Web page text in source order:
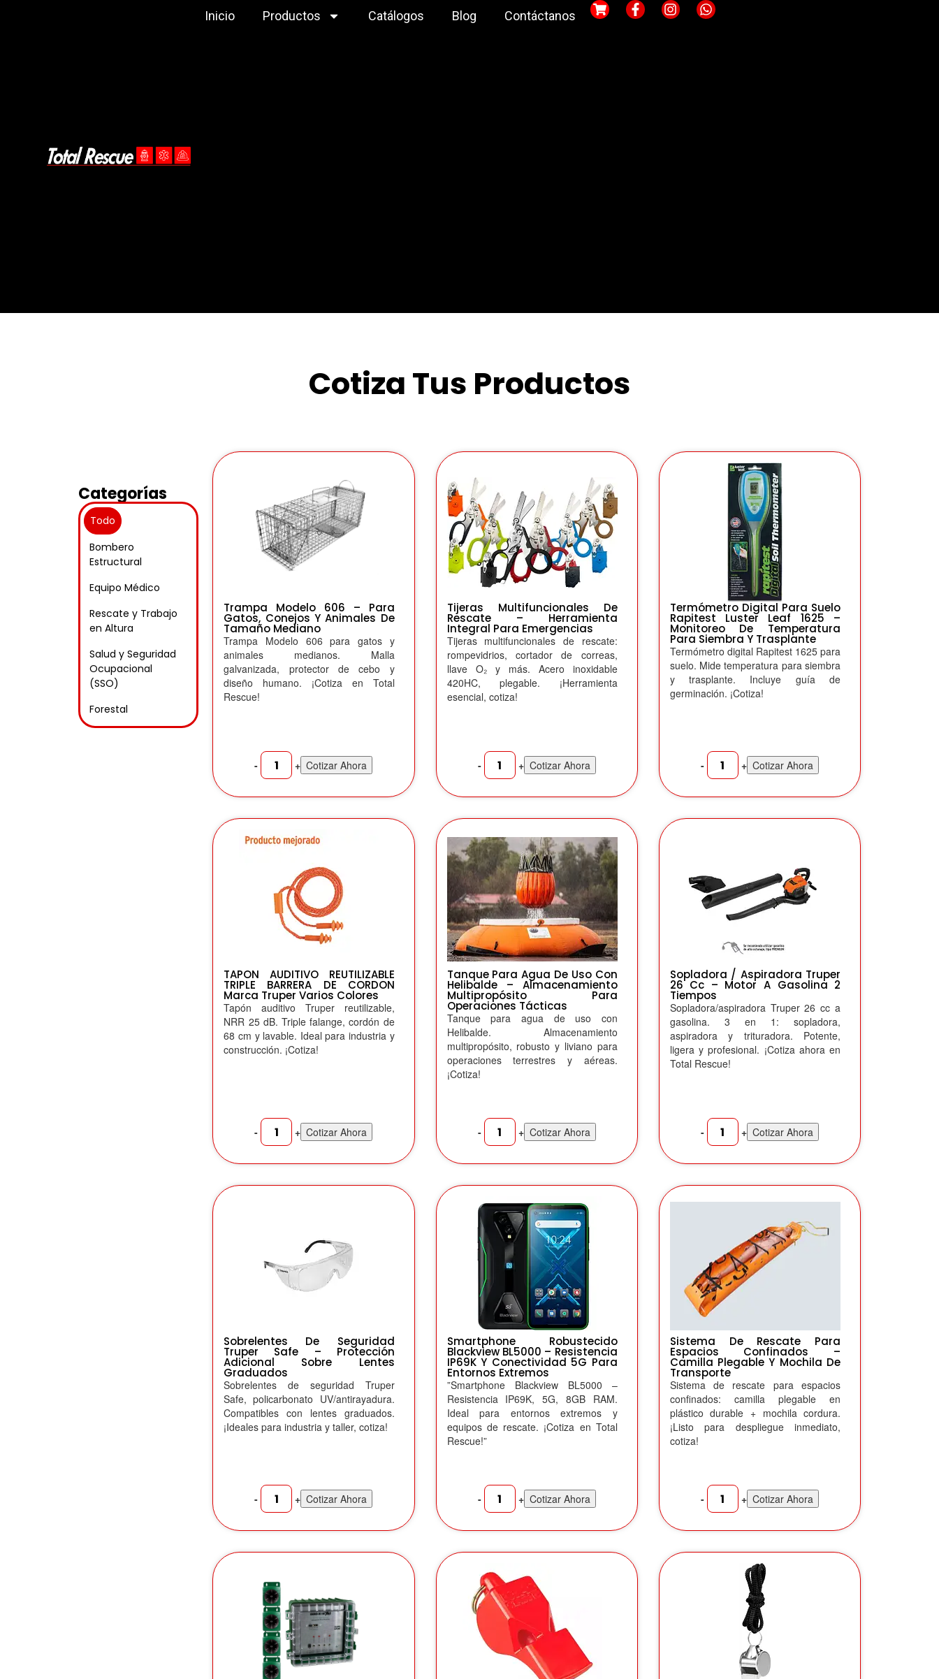
Inicio Productos Catálogos Blog Contáctanos
Cotiza Tus Productos
Categorías
Bombero
Estructural
Equipo Médico
Rescate y Trabajo
en Altura
Salud y Seguridad
Ocupacional
(SSO)
Forestal
Todo
Trampa Modelo 606 – Para
Gatos, Conejos Y Animales De
Tamaño Mediano
Trampa Modelo 606 para gatos y
animales medianos. Malla
galvanizada, protector de cebo y
diseño humano. ¡Cotiza en Total
Rescue!
- + Cotizar Ahora
Tijeras Multifuncionales De
Rescate – Herramienta
Integral Para Emergencias
Tijeras multifuncionales de rescate:
rompevidrios, cortador de correas,
llave O₂ y más. Acero inoxidable
420HC, plegable. ¡Herramienta
esencial, cotiza!
- + Cotizar Ahora
Termómetro Digital Para Suelo
Rapitest Luster Leaf 1625 –
Monitoreo De Temperatura
Para Siembra Y Trasplante
Termómetro digital Rapitest 1625 para
suelo. Mide temperatura para siembra
y trasplante. Incluye guía de
germinación. ¡Cotiza!
- + Cotizar Ahora
TAPON AUDITIVO REUTILIZABLE
TRIPLE BARRERA DE CORDON
Marca Truper Varios Colores
Tapón auditivo Truper reutilizable,
NRR 25 dB. Triple falange, cordón de
68 cm y lavable. Ideal para industria y
construcción. ¡Cotiza!
- + Cotizar Ahora
Tanque Para Agua De Uso Con
Helibalde – Almacenamiento
Multipropósito Para
Operaciones Tácticas
Tanque para agua de uso con
Helibalde. Almacenamiento
multipropósito, robusto y liviano para
operaciones terrestres y aéreas.
¡Cotiza!
- + Cotizar Ahora
Sopladora / Aspiradora Truper
26 Cc – Motor A Gasolina 2
Tiempos
Sopladora/aspiradora Truper 26 cc a
gasolina. 3 en 1: sopladora,
aspiradora y trituradora. Potente,
ligera y profesional. ¡Cotiza ahora en
Total Rescue!
- + Cotizar Ahora
Sobrelentes De Seguridad
Truper Safe – Protección
Adicional Sobre Lentes
Graduados
Sobrelentes de seguridad Truper
Safe, policarbonato UV/antirayadura.
Compatibles con lentes graduados.
¡Ideales para industria y taller, cotiza!
- + Cotizar Ahora
Smartphone Robustecido
Blackview BL5000 – Resistencia
IP69K Y Conectividad 5G Para
Entornos Extremos
”Smartphone Blackview BL5000 –
Resistencia IP69K, 5G, 8GB RAM.
Ideal para entornos extremos y
equipos de rescate. ¡Cotiza en Total
Rescue!”
- + Cotizar Ahora
Sistema De Rescate Para
Espacios Confinados –
Camilla Plegable Y Mochila De
Transporte
Sistema de rescate para espacios
confinados: camilla plegable en
plástico durable + mochila cordura.
¡Listo para despliegue inmediato,
cotiza!
- + Cotizar Ahora